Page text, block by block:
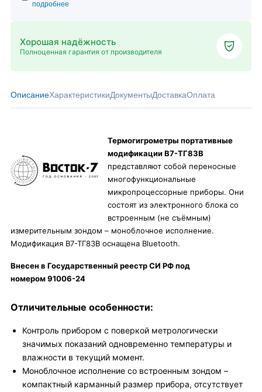
подробнее
Хорошая надёжность
Полноценная гарантия от производителя
ОписаниеХарактеристикиДокументыДоставкаОплата
Термогигрометры портативные
модификации В7-ТГ83В
представляют собой переносные
многофункциональные
микропроцессорные приборы. Они
состоят из электронного блока со
встроенным (не съёмным)
измерительным зондом – моноблочное исполнение.
Модификация В7-ТГ83В оснащена Bluetooth.
Внесен в Государственный реестр СИ РФ под
номером 91006-24
Отличительные особенности:
Контроль прибором с поверкой метрологически
значимых показаний одновременно температуры и
влажности в текущий момент.
Моноблочное исполнение со встроенным зондом –
компактный карманный размер прибора, отсутствует